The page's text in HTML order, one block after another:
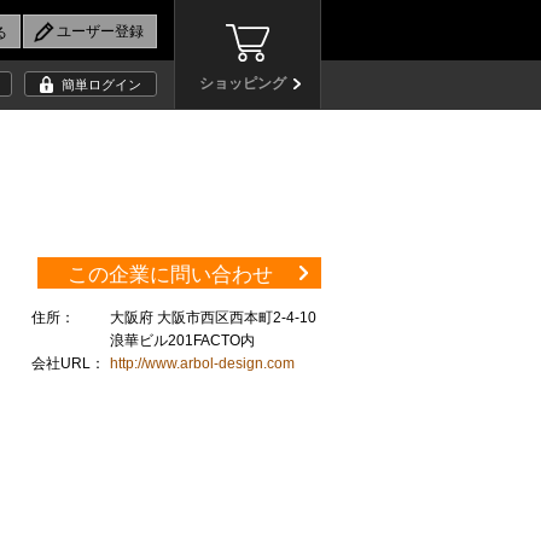
ショッピング
簡単ログイン
この企業に問い合わせ
住所：
大阪府 大阪市西区西本町2-4-10
浪華ビル201FACTO内
会社URL：
http://www.arbol-design.com